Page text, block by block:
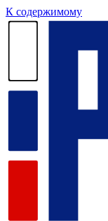
К содержимому